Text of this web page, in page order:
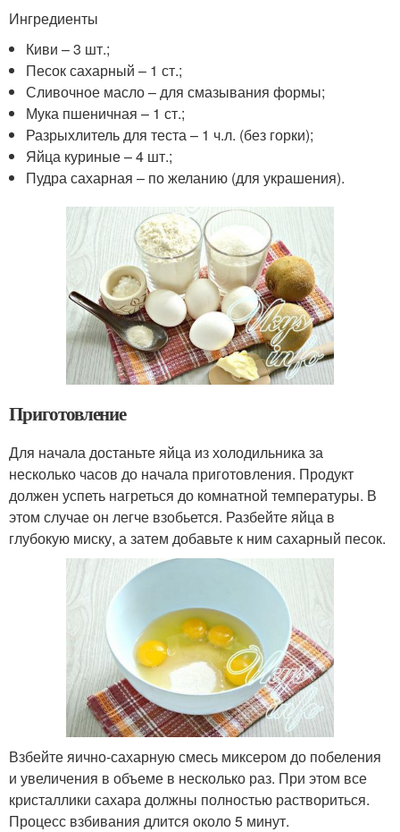
Ингредиенты
Киви – 3 шт.;
Песок сахарный – 1 ст.;
Сливочное масло – для смазывания формы;
Мука пшеничная – 1 ст.;
Разрыхлитель для теста – 1 ч.л. (без горки);
Яйца куриные – 4 шт.;
Пудра сахарная – по желанию (для украшения).
Приготовление
Для начала достаньте яйца из холодильника за
несколько часов до начала приготовления. Продукт
должен успеть нагреться до комнатной температуры. В
этом случае он легче взобьется. Разбейте яйца в
глубокую миску, а затем добавьте к ним сахарный песок.
Взбейте яично-сахарную смесь миксером до побеления
и увеличения в объеме в несколько раз. При этом все
кристаллики сахара должны полностью раствориться.
Процесс взбивания длится около 5 минут.